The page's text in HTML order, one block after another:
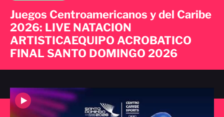
Juegos Centroamericanos y del Caribe
2026: LIVE NATACION
ARTISTICAEQUIPO ACROBATICO
FINAL SANTO DOMINGO 2026